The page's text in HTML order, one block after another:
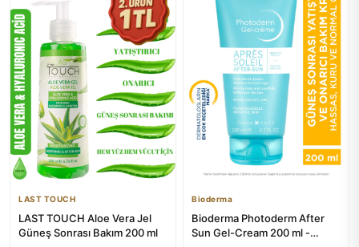
LAST TOUCH
LAST TOUCH Aloe Vera Jel
Güneş Sonrası Bakım 200 ml
Bioderma
Bioderma Photoderm After
Sun Gel-Cream 200 ml -